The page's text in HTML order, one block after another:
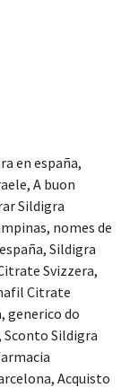
en españa,
A buon
Sildigra
nomes de
Sildigra
Svizzera,
Citrate
generico do
Sconto Sildigra
Acquisto